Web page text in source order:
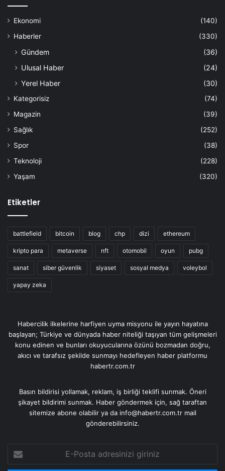
Ekonomi
(140)
Haberler
(330)
Gündem
(36)
Ulusal Haber
(24)
Yerel Haber
(30)
Kategorisiz
(74)
Magazin
(39)
Sağlık
(252)
Spor
(38)
Teknoloji
(228)
Yaşam
(320)
Etiketler
battlefield bitcoin blog chp dizi ethereum
kripto para metaverse nft otomobil oyun pubg
sanat siber güvenlik siyaset sosyal medya voleybol
yapay zeka
Habercilik ilkelerine harfiyen uyma misyonu ile yayın hayatına
başlayan; Türkiye ve dünyada haber niteliği taşıyan tüm gelişmeleri
konu edinen ve bunları okuyucularına özünü bozmadan doğru,
akıcı ve tarafsız şekilde sunmayı hedefleyen haber platformu
habertr.com.tr
Basın bildirisi yollamak, reklam, iş birliği teklifi sunmak. Öneri
şikayet bildirimi sunmak. Haber göndermek için, sağ taraftan
sitemize abone olabilir ya da info@habertr.com.tr mail
gönderebilirsiniz.
Posta